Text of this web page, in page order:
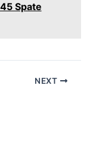
Spate
NEXT